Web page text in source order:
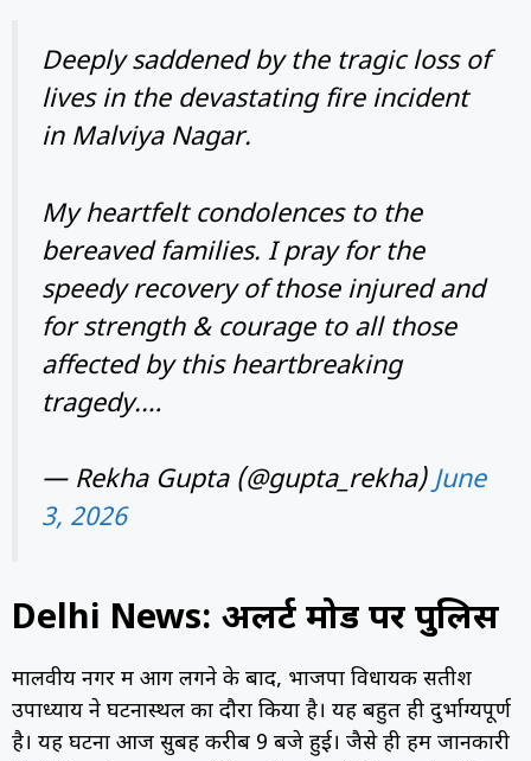
Deeply saddened by the tragic loss of
lives in the devastating fire incident
in Malviya Nagar.
My heartfelt condolences to the
bereaved families. I pray for the
speedy recovery of those injured and
for strength & courage to all those
affected by this heartbreaking
tragedy.…
— Rekha Gupta (@gupta_rekha)June
3, 2026
Delhi News: अलर्ट मोड पर पुलिस
मालवीय नगर में आग लगने के बाद, भाजपा विधायक सतीश
उपाध्याय ने घटनास्थल का दौरा किया है। यह बहुत ही दुर्भाग्यपूर्ण
है। यह घटना आज सुबह करीब 9 बजे हुई। जैसे ही हमें जानकारी